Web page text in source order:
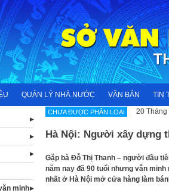
QUẢN LÝ NHÀ NƯỚC VĂN BẢN TIN
CHƯA ĐƯỢC PHÂN LOẠI 20 Tháng
Hà Nội: Người xây dựng
Gặp bà Đỗ Thị Thanh – người đầu
năm nay đã 90 tuổi nhưng vẫn
nhất ở Hà Nội mở cửa hàng làm
minh